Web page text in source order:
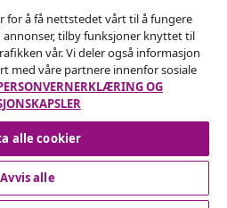
bestillingen din.
kontrakten
for å få nettstedet vårt til å fungere
tilby funksjoner knyttet til
vår. Vi deler også informasjon
med våre partnere innenfor sosiale
OG
alle cookier
Avvis alle